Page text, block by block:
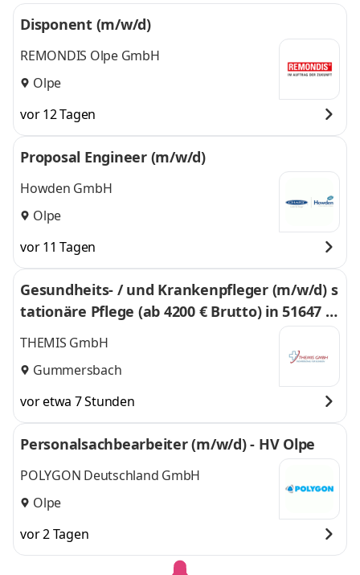
Disponent (m/w/d)
REMONDIS Olpe GmbH
Olpe
vor 12 Tagen
Proposal Engineer (m/w/d)
Howden GmbH
Olpe
vor 11 Tagen
Gesundheits- / und Krankenpfleger (m/w/d) s
tationäre Pflege (ab 4200 € Brutto) in 51647 G
ummersbach
THEMIS GmbH
Gummersbach
vor etwa 7 Stunden
Personalsachbearbeiter (m/w/d) - HV Olpe
POLYGON Deutschland GmbH
Olpe
vor 2 Tagen